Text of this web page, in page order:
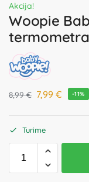
Akcija!
Woopie
8,99€ 7,99 € -11%
Turime